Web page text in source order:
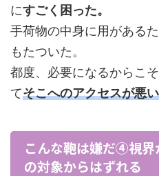
にすごく困った。
手荷物の中身に用がある
もたついた。
都度、必要になるからこ
てそこへのアクセスが悪
こんな鞄は嫌だ④視界
の対象からはずれる